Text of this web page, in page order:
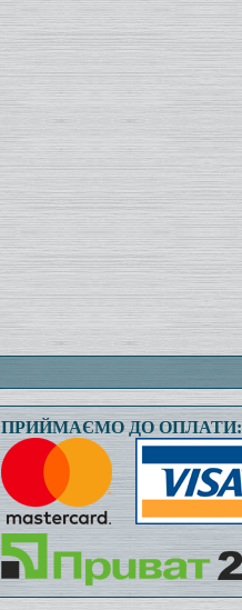
ПРИЙМАЄМО ДО ОПЛАТИ: